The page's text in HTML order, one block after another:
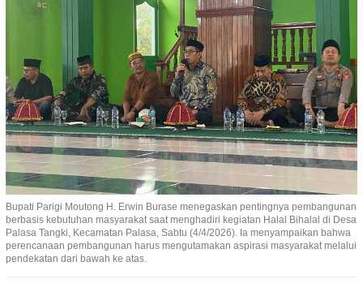
Bupati Parigi Moutong H. Erwin Burase menegaskan pentingnya pembangunan
berbasis kebutuhan masyarakat saat menghadiri kegiatan Halal Bihalal di Desa
Palasa Tangki, Kecamatan Palasa, Sabtu (4/4/2026). Ia menyampaikan bahwa
perencanaan pembangunan harus mengutamakan aspirasi masyarakat melalui
pendekatan dari bawah ke atas.